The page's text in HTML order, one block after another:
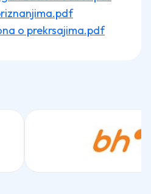
o prekrsajima.pdf